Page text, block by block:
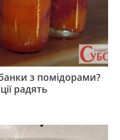
з помідорами?
радять